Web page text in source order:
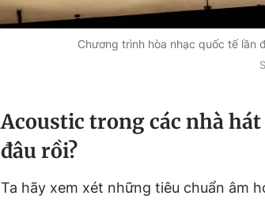
Chương trình hòa nhạc quốc tế lần
Acoustic trong các nhà
đâu rồi?
Ta hãy xem xét những tiêu chuẩn âm